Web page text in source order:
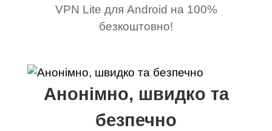
VPN Lite для Android на 100%
безкоштовно!
Анонімно, швидко та
безпечно